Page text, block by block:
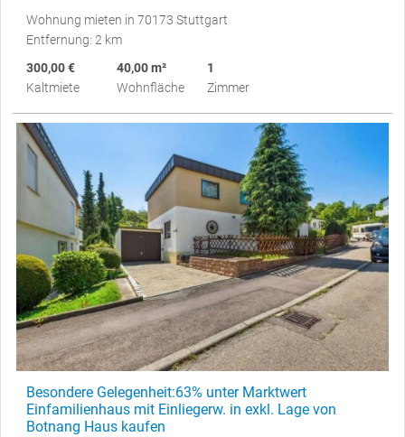
Wohnung mieten in 70173 Stuttgart
Entfernung: 2 km
300,00 €
Kaltmiete
40,00 m²
Wohnfläche
1
Zimmer
Besondere Gelegenheit:63% unter Marktwert
Einfamilienhaus mit Einliegerw. in exkl. Lage von
Botnang Haus kaufen